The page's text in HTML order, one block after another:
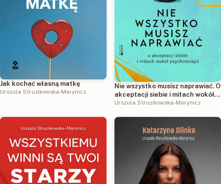
Jak kochać własną matkę
Urszula Struzikowska-Marynicz
Nie wszystko musisz naprawiać. O
akceptacji siebie i mitach wokół
psychoterapii
Urszula Struzikowska-Marynicz